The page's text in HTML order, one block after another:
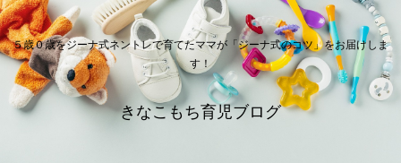
５歳０歳をジーナ式ネントレで育てたママが「ジーナ式のコツ」をお届けしま
す！
きなこもち育児ブログ